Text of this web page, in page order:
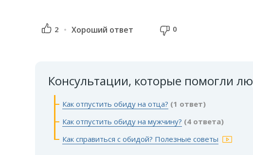
2 Хороший ответ 0
Консультации, которые помогли
Как отпустить обиду на отца? (1 ответ)
Как отпустить обиду на мужчину? (4 ответа)
Как справиться с обидой? Полезные советы